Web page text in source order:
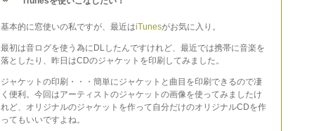
基本的に窓使いの私ですが、最近はiTunesがお気に入り。
最初は音ログを使う為にDLしたんですけれど、最近では携帯に音楽を
落としたり、昨日はCDのジャケットを印刷してみました。
ジャケットの印刷・・・簡単にジャケットと曲目を印刷できるので凄
く便利。今回はアーティストのジャケットの画像を使ってみましたけ
れど、オリジナルのジャケットを作って自分だけのオリジナルCDを作
ってもいいですよね。